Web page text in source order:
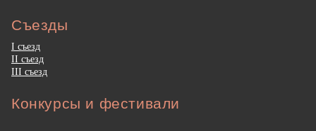
Съезды
I съезд
II съезд
III съезд
Конкурсы и фестивали